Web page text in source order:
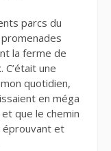
parcs du
la ferme de
une
quotidien,
en méga
que le chemin
et